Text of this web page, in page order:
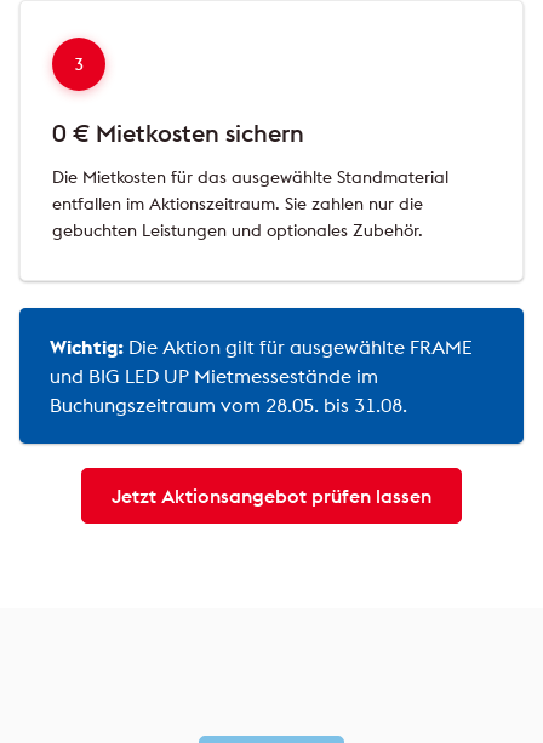
3
0 € Mietkosten sichern
Die Mietkosten für das ausgewählte Standmaterial
entfallen im Aktionszeitraum. Sie zahlen nur die
gebuchten Leistungen und optionales Zubehör.
Wichtig: Die Aktion gilt für ausgewählte FRAME
und BIG LED UP Mietmessestände im
Buchungszeitraum vom 28.05. bis 31.08.
Jetzt Aktionsangebot prüfen lassen